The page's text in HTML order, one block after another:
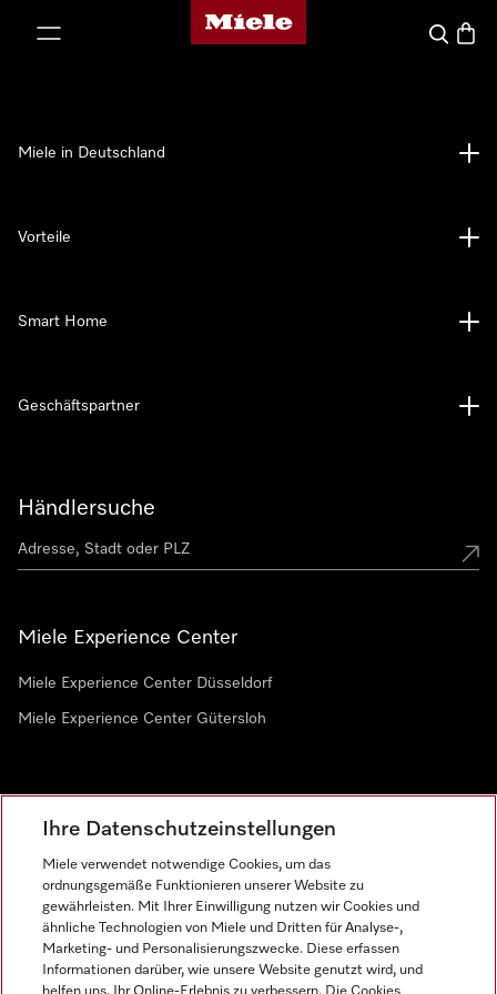
Miele-Homepage
Suche
Händlersuche
Miele Experience Center
Miele Experience Center Düsseldorf
Miele Experience Center Gütersloh
Miele in Deutschland
Vorteile
Smart Home
Geschäftspartner
Ihre Datenschutzeinstellungen
Miele verwendet notwendige Cookies, um das
ordnungsgemäße Funktionieren unserer Website zu
gewährleisten. Mit Ihrer Einwilligung nutzen wir Cookies und
ähnliche Technologien von Miele und Dritten für Analyse-,
Marketing- und Personalisierungszwecke. Diese erfassen
Informationen darüber, wie unsere Website genutzt wird, und